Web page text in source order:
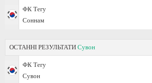
ФК Тегу
Соннам
ОСТАННІ РЕЗУЛЬТАТИ Сувон
ФК Тегу
Сувон